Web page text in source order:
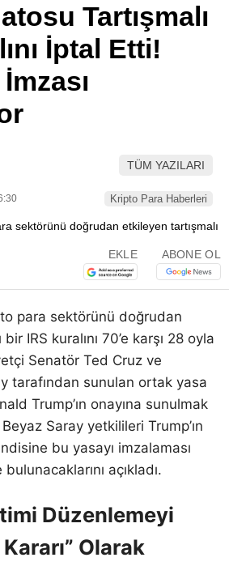
Youtube
TikTok
Tartışmalı
İptal Etti!
TÜM YAZILARI
Kripto Para Haberleri
EKLE ABONE OL
para sektörünü doğrudan
IRS kuralını 70’e karşı 28 oyla
Senatör Ted Cruz ve
tarafından sunulan ortak yasa
Trump’ın onayına sunulmak
Saray yetkilileri Trump’ın
bu yasayı imzalaması
açıkladı.
Düzenlemeyi
Kararı” Olarak